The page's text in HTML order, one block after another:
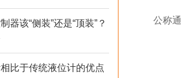
器该“侧装”还是“顶装”？
比于传统液位计的优点
公称